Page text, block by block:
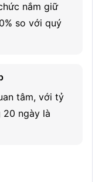
as a monotherapy
agents to
malignancies
Therapeutics
diagnostic uses in
Kong, Macau,
nắm giữ
so với quý
tâm, với tỷ
20 ngày là